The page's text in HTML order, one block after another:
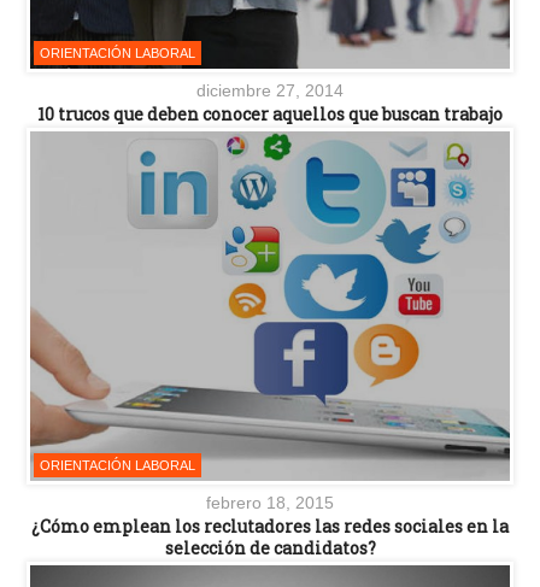
ORIENTACIÓN LABORAL
diciembre 27, 2014
10 trucos que deben conocer aquellos que buscan trabajo
ORIENTACIÓN LABORAL
febrero 18, 2015
¿Cómo emplean los reclutadores las redes sociales en la
selección de candidatos?